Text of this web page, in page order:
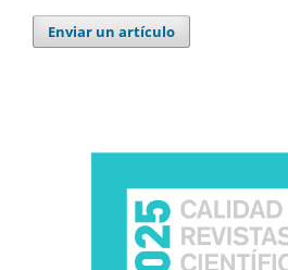
Enviar un artículo